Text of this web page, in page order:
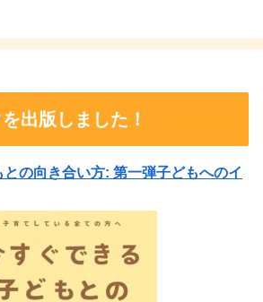
出版しました！
の向き合い方: 第一弾子どもへのイ